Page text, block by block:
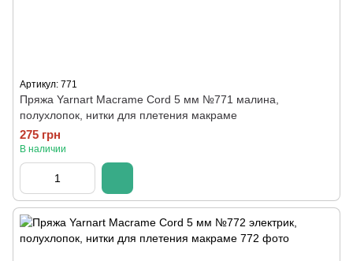
Артикул: 771
Пряжа Yarnart Macrame Cord 5 мм №771 малина,
полухлопок, нитки для плетения макраме
275 грн
В наличии